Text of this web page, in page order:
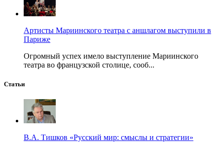
Артисты Мариинского театра с аншлагом выступили в
Париже
Огромный успех имело выступление Мариинского
театра во французской столице, сооб...
Статьи
В.А. Тишков «Русский мир: смыслы и стратегии»